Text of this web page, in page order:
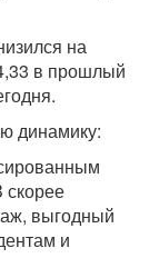
на
в прошлый
динамику:
выгодный
и